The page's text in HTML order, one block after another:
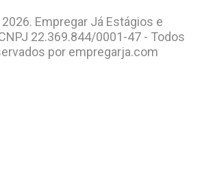
Empregar Já Estágios e
22.369.844/0001-47 - Todos
por empregarja.com